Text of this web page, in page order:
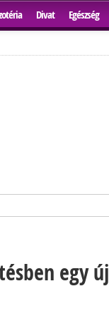
Divat Egészség
egy új